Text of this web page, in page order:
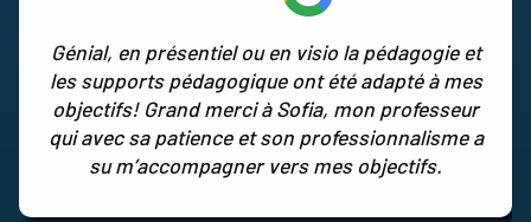
Génial, en présentiel ou en visio la pédagogie et
les supports pédagogique ont été adapté à mes
objectifs! Grand merci à Sofia, mon professeur
qui avec sa patience et son professionnalisme a
su m’accompagner vers mes objectifs.